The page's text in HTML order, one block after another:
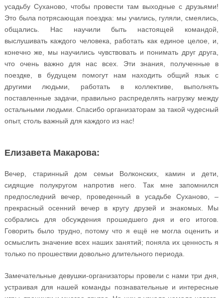
усадьбу Суханово, чтобы провести там выходные с друзьями!
Это была потрясающая поездка: мы учились, гуляли, смеялись,
общались. Нас научили быть настоящей командой,
выслушивать каждого человека, работать как единое целое, и,
конечно же, мы научились чувствовать и понимать друг друга,
что очень важно для нас всех. Эти знания, полученные в
поездке, в будущем помогут нам находить общий язык с
другими людьми, работать в коллективе, выполнять
поставленные задачи, правильно распределять нагрузку между
остальными людьми. Спасибо организаторам за такой чудесный
опыт, столь важный для каждого из нас!
Елизавета Макарова:
Вечер, старинный дом семьи Волконских, камин и дети,
сидящие полукругом напротив него. Так мне запомнился
предпоследний вечер, проведенный в усадьбе Суханово, –
прекрасный осенний вечер в кругу друзей и знакомых. Мы
собрались для обсуждения прошедшего дня и его итогов.
Говорить было трудно, потому что я ещё не могла оценить и
осмыслить значение всех наших занятий; поняла их ценность я
только по прошествии довольно длительного периода.
Замечательные девушки-организаторы провели с нами три дня,
устраивая для нашей команды познавательные и интересные